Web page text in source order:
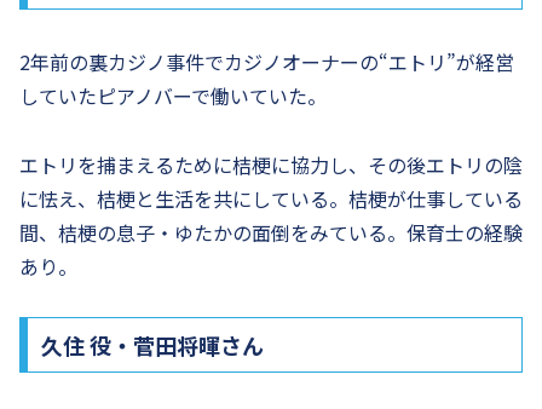
2年前の裏カジノ事件でカジノオーナーの“エトリ”が経営
していたピアノバーで働いていた。
エトリを捕まえるために桔梗に協力し、その後エトリの陰
に怯え、桔梗と生活を共にしている。桔梗が仕事している
間、桔梗の息子・ゆたかの面倒をみている。保育士の経験
あり。
久住 役・菅田将暉さん